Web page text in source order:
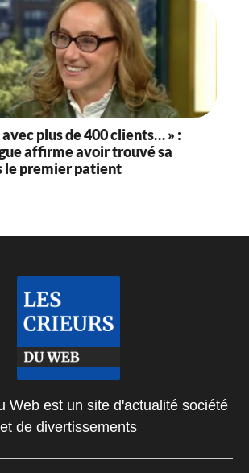
avec plus de 400 clients… » :
affirme avoir trouvé sa
le premier patient
Web est un site d'actualité société
et de divertissements